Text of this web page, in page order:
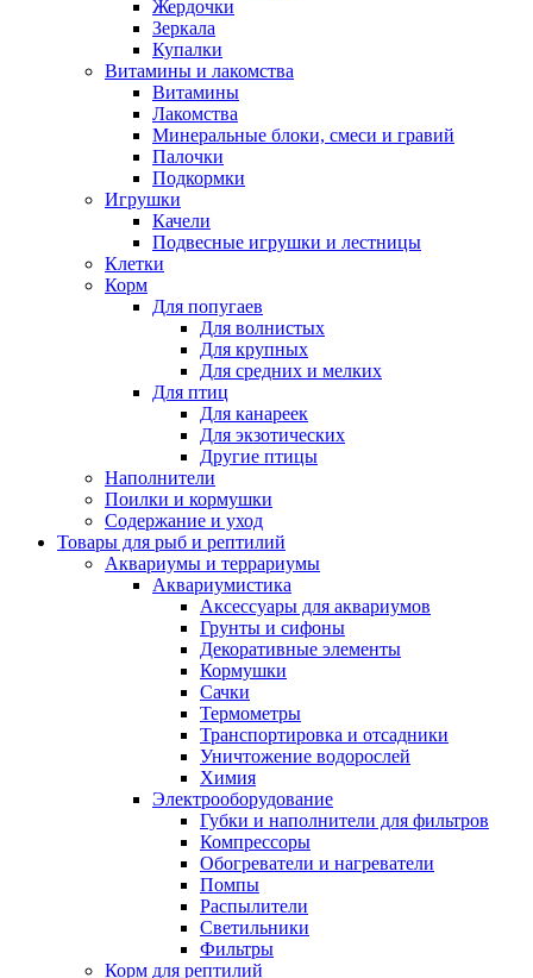
Жердочки
Зеркала
Купалки
Витамины и лакомства
Витамины
Лакомства
Минеральные блоки, смеси и гравий
Палочки
Подкормки
Игрушки
Качели
Подвесные игрушки и лестницы
Клетки
Корм
Для попугаев
Для волнистых
Для крупных
Для средних и мелких
Для птиц
Для канареек
Для экзотических
Другие птицы
Наполнители
Поилки и кормушки
Содержание и уход
Товары для рыб и рептилий
Аквариумы и террариумы
Аквариумистика
Аксессуары для аквариумов
Грунты и сифоны
Декоративные элементы
Кормушки
Сачки
Термометры
Транспортировка и отсадники
Уничтожение водорослей
Химия
Электрооборудование
Губки и наполнители для фильтров
Компрессоры
Обогреватели и нагреватели
Помпы
Распылители
Светильники
Фильтры
Корм для рептилий